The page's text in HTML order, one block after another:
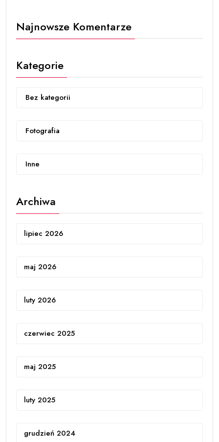
Najnowsze Komentarze
Kategorie
Bez kategorii
Fotografia
Inne
Archiwa
lipiec 2026
maj 2026
luty 2026
czerwiec 2025
maj 2025
luty 2025
grudzień 2024